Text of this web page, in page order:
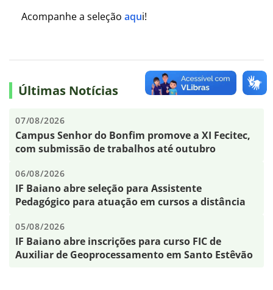
Acompanhe a seleção aqui!
Últimas Notícias
07/08/2026
Campus Senhor do Bonfim promove a XI Fecitec,
com submissão de trabalhos até outubro
06/08/2026
IF Baiano abre seleção para Assistente
Pedagógico para atuação em cursos a distância
05/08/2026
IF Baiano abre inscrições para curso FIC de
Auxiliar de Geoprocessamento em Santo Estêvão